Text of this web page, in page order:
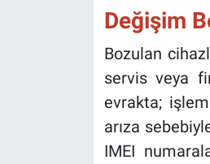
Değişim
Bozulan
servis veya
evrakta;
arıza
IMEI